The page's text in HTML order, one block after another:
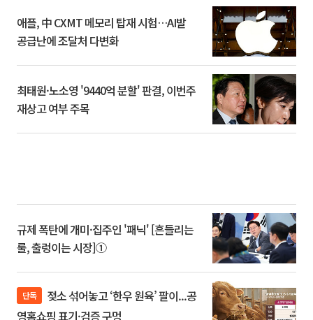
애플, 中 CXMT 메모리 탑재 시험…AI발
공급난에 조달처 다변화
최태원·노소영 '9440억 분할' 판결, 이번주
재상고 여부 주목
규제 폭탄에 개미·집주인 '패닉' [흔들리는
룰, 출렁이는 시장]①
단독
영홈쇼핑 표기·검증 구멍